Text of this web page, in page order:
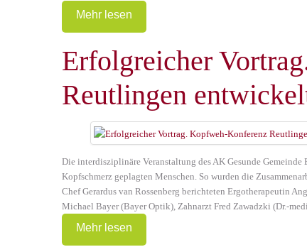
Mehr lesen
Erfolgreicher
Reutlingen
Die interdisziplinäre Veranstaltung des AK Gesunde
Kopfschmerz geplagten Menschen. So wurden die
Chef Gerardus van Rossenberg berichteten Ergotherapeutin
Michael Bayer (Bayer Optik), Zahnarzt Fred Zawadzki (Dr.-
Mehr lesen